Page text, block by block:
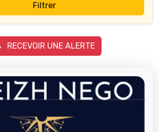
Filtrer
RECEVOIR UNE ALERTE